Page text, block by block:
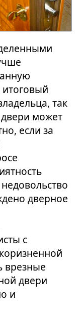
так
двери может
если за
дверное
с
врезные
двери
и